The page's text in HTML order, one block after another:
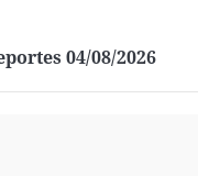
04/08/2026